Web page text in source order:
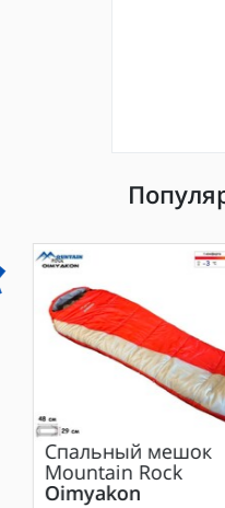
Спальный мешок
Mountain Rock
Oimyakon